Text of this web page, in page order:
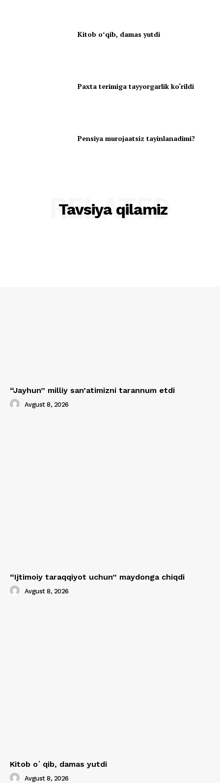
Kitob oʻqib, damas yutdi
Paxta terimiga tayyorgarlik ko‘rildi
Pensiya murojaatsiz tayinlanadimi?
Tavsiya qilamiz
RELATED
“Jayhun” milliy san’atimizni tarannum etdi
Avgust 8, 2026
“Ijtimoiy taraqqiyot uchun” maydonga chiqdi
Avgust 8, 2026
Kitob oʻqib, damas yutdi
Avgust 8, 2026